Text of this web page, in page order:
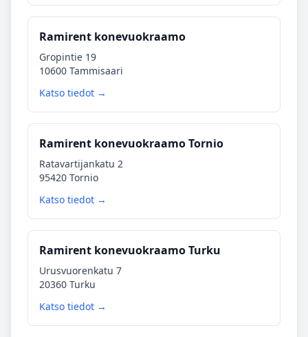
Ramirent konevuokraamo
Gropintie 19
10600 Tammisaari
Katso tiedot →
Ramirent konevuokraamo Tornio
Ratavartijankatu 2
95420 Tornio
Katso tiedot →
Ramirent konevuokraamo Turku
Urusvuorenkatu 7
20360 Turku
Katso tiedot →